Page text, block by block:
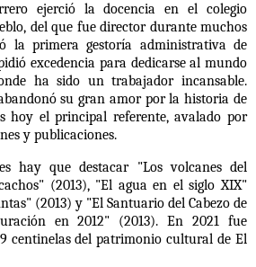
ejerció la docencia en el colegio
del que fue director durante muchos
la primera gestoría administrativa de
excedencia para dedicarse al mundo
ha sido un trabajador incansable.
su gran amor por la historia de
hoy el principal referente, avalado por
y publicaciones.
hay que destacar "Los volcanes del
(2013), "El agua en el siglo XIX"
(2013) y "El Santuario del Cabezo de
en 2012" (2013).En 2021 fue
centinelas del patrimonio cultural de El